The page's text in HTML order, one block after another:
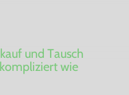
und Tausch
wie